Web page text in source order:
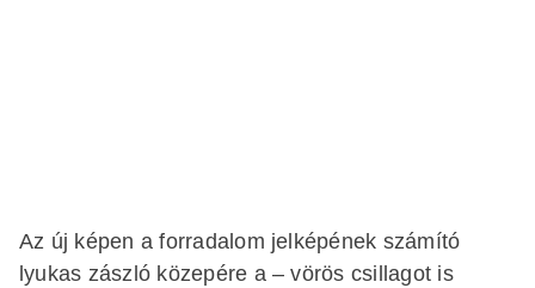
Az új képen a forradalom jelképének számító
lyukas zászló közepére a – vörös csillagot is